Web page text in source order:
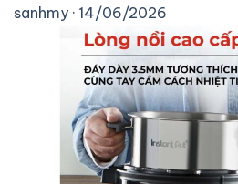
sanhmy · 14/06/2026